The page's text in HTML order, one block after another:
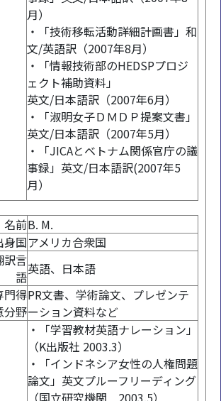
月）
・「技術移転活動詳細計画書」和
文/英語訳（2007年8月）
・「情報技術部のHEDSPプロジ
ェクト補助資料」
英文/日本語訳（2007年6月）
・「淑明女子ＤＭＤＰ提案文書」
英文/日本語訳（2007年5月）
・「JICAとベトナム関係官庁の議
事録」英文/日本語訳(2007年5
月）
名前B. M.
身国アメリカ合衆国
訳言
語英語、日本語
門得
分野
PR文書、学術論文、プレゼンテ
ーション資料など
・「学習教材英語ナレーション」
（K出版社 2003.3）
・「インドネシア女性の人権問題
論文」英文プルーフリーディング
（国立研究機関 2003.5）